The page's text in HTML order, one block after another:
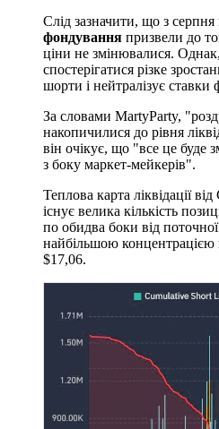
Слід зазначити, що з серпня
фондування призвели до
ціни не змінювалися.
спостерігатися різке
шорти і нейтралізує ставки
За словами MartyParty,
накопичилися до рівня
він очікує, що "все це буде
з боку маркет-мейкерів".
Теплова карта ліквідації
існує велика кількість
по обидва боки від
найбільшою концентрацією
$17,06.